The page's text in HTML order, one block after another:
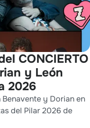
CONCIERTO
y León
2026
y Dorian en
del Pilar 2026 de